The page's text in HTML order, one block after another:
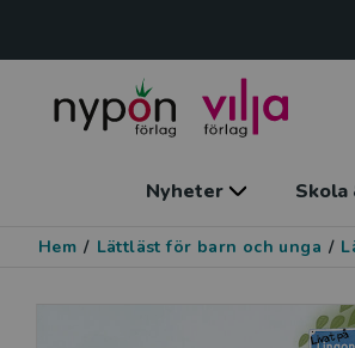
Nyheter
Hem / Lättläst för barn och unga /